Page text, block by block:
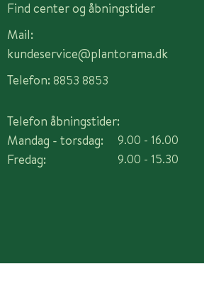
Find center og åbningstider
Mail:
kundeservice@plantorama.dk
Telefon: 8853 8853
Telefon åbningstider:
Mandag - torsdag:
Fredag:
9.00 - 16.00
9.00 - 15.30